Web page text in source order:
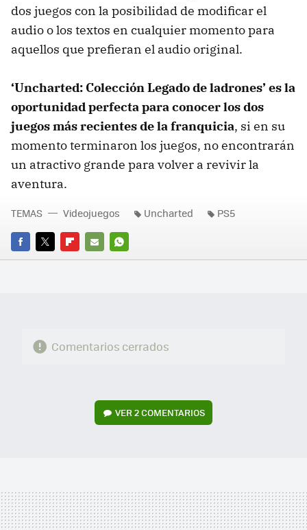
dos juegos con la posibilidad de modificar el
audio o los textos en cualquier momento para
aquellos que prefieran el audio original.
‘Uncharted: Colección Legado de ladrones’ es la
oportunidad perfecta para conocer los dos
juegos más recientes de la franquicia, si en su
momento terminaron los juegos, no encontrarán
un atractivo grande para volver a revivir la
aventura.
FACEBOOK
TWITTERFLIPBOARD
E-
WHATSAPP
TEMAS Videojuegos Uncharted PS5
Comentarios cerrados
VER2 COMENTARIOS